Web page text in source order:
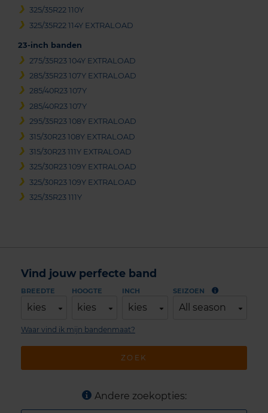
325/35R22 110Y
325/35R22 114Y EXTRALOAD
23-inch banden
275/35R23 104Y EXTRALOAD
285/35R23 107Y EXTRALOAD
285/40R23 107Y
285/40R23 107Y
295/35R23 108Y EXTRALOAD
315/30R23 108Y EXTRALOAD
315/30R23 111Y EXTRALOAD
325/30R23 109Y EXTRALOAD
325/30R23 109Y EXTRALOAD
325/35R23 111Y
Vind jouw perfecte band
BREEDTE
kies
HOOGTE
kies
INCH
kies
SEIZOEN
All season
ZOEK
Waar vind ik mijn bandenmaat?
Andere zoekopties: